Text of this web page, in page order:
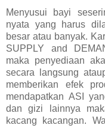
Menyusui bayi
nyata yang harus
besar atau banyak.
SUPPLY and
maka penyediaan
secara langsung
memberikan efek
mendapatkan ASI
dan gizi lainnya
kacang kacangan.